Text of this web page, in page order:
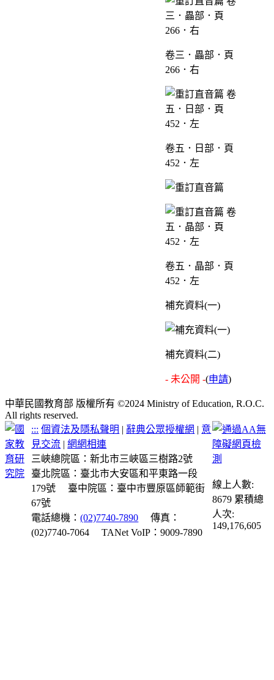
卷三．畾部．頁
266．右
卷五．日部．頁
452．左
卷五．晶部．頁
452．左
補充資料(一)
補充資料(二)
- 未公開 -(申請)
中華民國教育部 版權所有 ©2024 Ministry of Education, R.O.C.
All rights reserved.
::: 個資法及隱私聲明 | 辭典公眾授權網 | 意
見交流 |網網相連
三峽總院區：新北市三峽區三樹路2號
臺北院區：臺北市大安區和平東路一段
179號
臺中院區：臺中市豐原區師範街
67號
電話總機：(02)7740-7890
傳真：
(02)7740-7064
TANet VoIP：9009-7890
線上人數:
8679 累積總
人次:
149,176,605